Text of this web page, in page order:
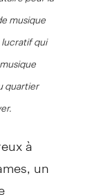
musique
qui
quartier
à
un